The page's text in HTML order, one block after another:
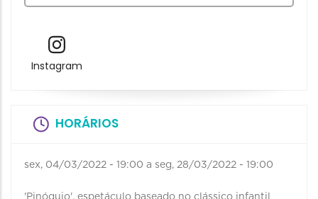
Instagram
HORÁRIOS
sex, 04/03/2022 - 19:00 a seg, 28/03/2022 - 19:00
'Pinóquio', espetáculo baseado no clássico infantil